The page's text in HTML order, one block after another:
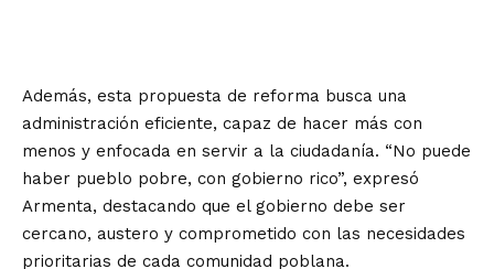
Además, esta propuesta de reforma busca una
administración eficiente, capaz de hacer más con
menos y enfocada en servir a la ciudadanía. “No puede
haber pueblo pobre, con gobierno rico”, expresó
Armenta, destacando que el gobierno debe ser
cercano, austero y comprometido con las necesidades
prioritarias de cada comunidad poblana.